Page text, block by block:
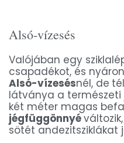
Alsó-vízesés
Valójában egy
csapadékot, és
Alsó-vízesésnél, de
látványa a természeti
két méter magas
jégfüggönnyé
sötét andezitsziklákat